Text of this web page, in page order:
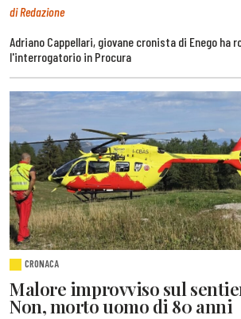
di Redazione
Adriano Cappellari, giovane cronista di Enego ha
l'interrogatorio in Procura
CRONACA
Malore improvviso sul
Non, morto uomo di 80 anni